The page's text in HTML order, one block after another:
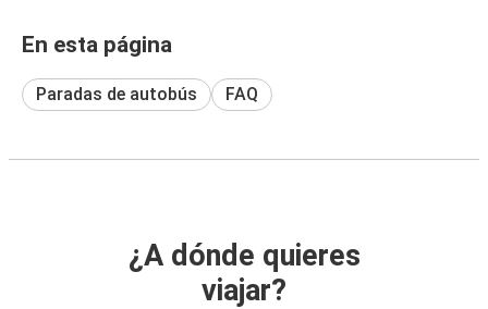
En esta página
Paradas de autobús FAQ
¿A dónde quieres
viajar?